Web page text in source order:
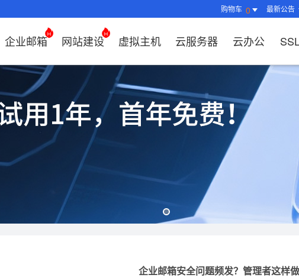
购物车0 最新公告
器
解决方案
企业上网解决方案
企业数字化解决方案
域名注册新手指
如何购买域名（
域名到期了如何
域名注册常见问
企业邮箱
公解决方案
解决方案
化解决方案
常见问题
企业邮箱首次登录
邮局解析及客户端设置使用指南
企业邮箱部署SSL证书
网站建设
优化&推广
解决方案
企业上网解决方案
网络安全解决方案
如何管理刺猬响
站点访问常见问
如何设置页面布
网站SEO、收
虚拟主机
决方案
企业上网解决方案
企业数字化解决方案
虚拟主机常见问题
购买虚拟主机常见问题咨询
如何选择合适的虚拟主机?
虚拟主机购买流程
选择多大的空间和流量合适
云服务器
解决方案
常见问题
换服务
常见问题
如何购买云服务器
如何选择合适的云服务器
云服务器购买常见问题
云办公
解决方案
公解决方案
化解决方案
常见问题
什么是OA？
OA有哪些功能？
35OA有什么优势？
证书管理
证书选购
我的证书
证书托管
网络安全解决方案
常见问题
如何选
广
社媒运营
出海社媒运营
外贸数字营销解决
方案
常见问题
关键词
解决方案
营销解决方案
常见问题
什么是CDN？为什么要用CDN？
如何接入域名？
如何管理加速域名？
企业邮箱安全问题频发？管理者这样